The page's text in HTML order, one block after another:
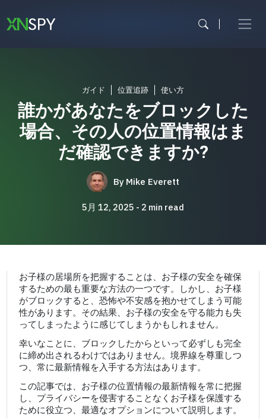
容
を
ガイド 位置追跡 使い方
誰かがあなたをブロックした
場合、その人の位置情報はま
だ確認できますか?
By Mike Everett
5月 12, 2025 2 min read
お子様の居場所を把握することは、お子様の安全を確保
するための最も重要な方法の一つです。しかし、お子様
がブロックすると、恐怖や不安感を抱かせてしまう可能
性があります。その結果、お子様の安全を守る能力も失
ってしまったように感じてしまうかもしれません。
幸いなことに、ブロックしたからといって必ずしも完全
に締め出されるわけではありません。境界線を尊重しつ
つ、常に最新情報を入手する方法はあります。
この記事では、お子様の位置情報の最新情報を常に把握
し、プライバシーを侵害することなくお子様を保護する
ために役立つ、最適なオプションについて説明します。